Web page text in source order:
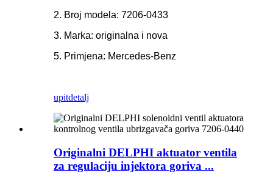
2. Broj modela: 7206-0433
3. Marka: originalna i nova
5. Primjena: Mercedes-Benz
upitdetalj
Originalni DELPHI aktuator ventila
za regulaciju injektora goriva ...